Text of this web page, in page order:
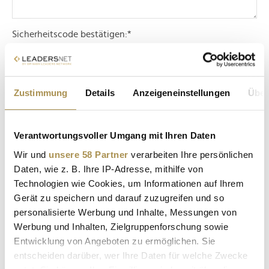
Zustimmung Details Anzeigeneinstellungen
Verantwortungsvoller Umgang mit Ihren Daten
Wir und unsere 58 Partner verarbeiten Ihre persönlichen
Daten, wie z. B. Ihre IP-Adresse, mithilfe von
Technologien wie Cookies, um Informationen auf Ihrem
Gerät zu speichern und darauf zuzugreifen und so
personalisierte Werbung und Inhalte, Messungen von
Werbung und Inhalten, Zielgruppenforschung sowie
Entwicklung von Angeboten zu ermöglichen. Sie
entscheiden darüber, wer Ihre Daten für welche Zwecke
Sicherheitscode bestätigen:*
ABSENDEN
LEADERSNET.TV
LAUTSCHALTEN